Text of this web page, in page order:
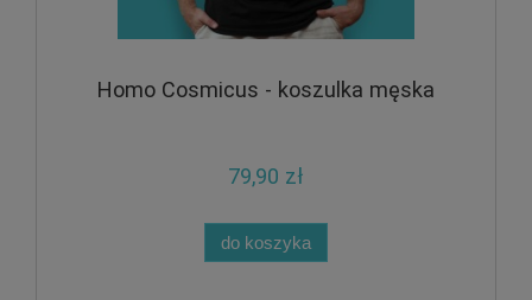
Homo Cosmicus - koszulka męska
79,90 zł
do koszyka